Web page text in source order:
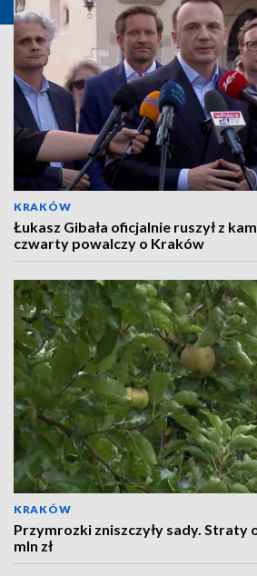
KRAKÓW
Łukasz Gibała oficjalnie ruszył z
czwarty powalczy o Kraków
KRAKÓW
Przymrozki zniszczyły sady. Straty
mln zł